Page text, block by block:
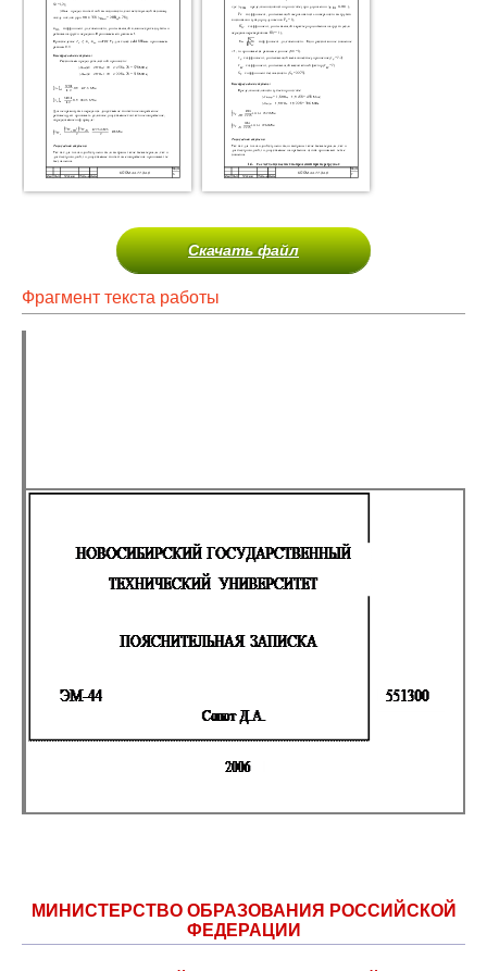
Скачать файл
Фрагмент текста работы
МИНИСТЕРСТВО ОБРАЗОВАНИЯ РОССИЙСКОЙ
ФЕДЕРАЦИИ